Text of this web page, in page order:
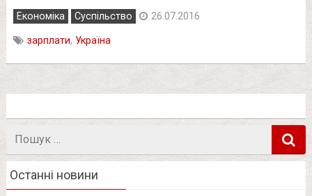
Економіка Суспільство 26.07.2016
зарплати, Україна
Пошук
Останні новини